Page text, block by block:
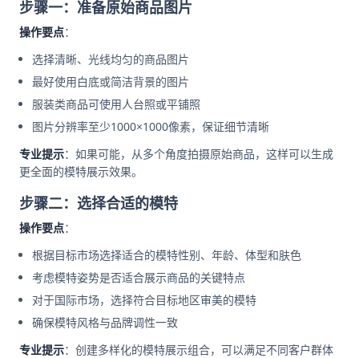
步骤一：准备原始商品图片
操作要点：
选择清晰、光线均匀的商品图片
最好使用白底或简洁背景的图片
服装类商品可使用人台照或平铺照
图片分辨率至少1000×1000像素，保证细节清晰
专业提示：如果可能，从多个角度拍摄原始商品，这样可以生成
更全面的模特展示效果。
步骤二：选择合适的模特
操作要点：
根据目标市场选择适合的模特性别、年龄、体型和肤色
考虑模特姿势是否适合展示商品的关键特点
对于国际市场，选择符合目标地区审美的模特
确保模特风格与品牌调性一致
专业提示：创建多样化的模特展示组合，可以满足不同客户群体